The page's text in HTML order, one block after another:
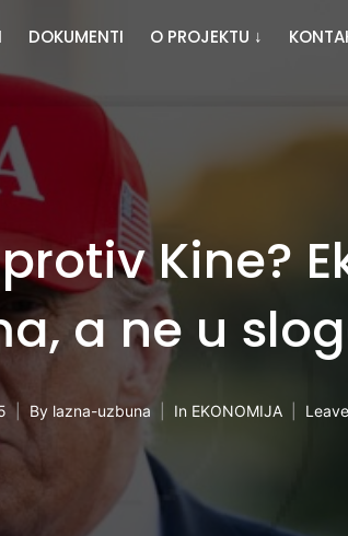
DOKUMENTI O PROJEKTU ↓
Kine?
a ne u
By lazna-uzbuna In EKONOMIJA